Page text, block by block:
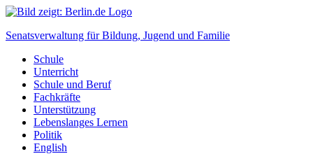
Senatsverwaltung für Bildung, Jugend und Familie
Schule
Unterricht
Schule und Beruf
Fachkräfte
Unterstützung
Lebenslanges Lernen
Politik
English